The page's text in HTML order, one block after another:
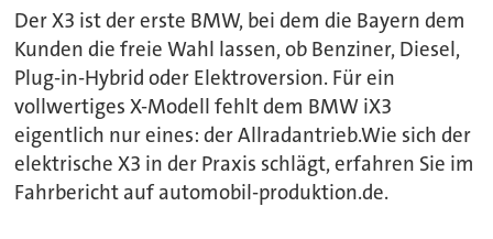
Der X3 ist der erste BMW, bei dem die Bayern dem
Kunden die freie Wahl lassen, ob Benziner, Diesel,
Plug-in-Hybrid oder Elektroversion. Für ein
vollwertiges X-Modell fehlt dem BMW iX3
eigentlich nur eines: der Allradantrieb.Wie sich der
elektrische X3 in der Praxis schlägt, erfahren Sie im
Fahrbericht auf automobil-produktion.de.